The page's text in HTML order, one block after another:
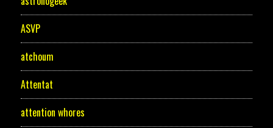
ASVP
atchoum
Attentat
attention whores